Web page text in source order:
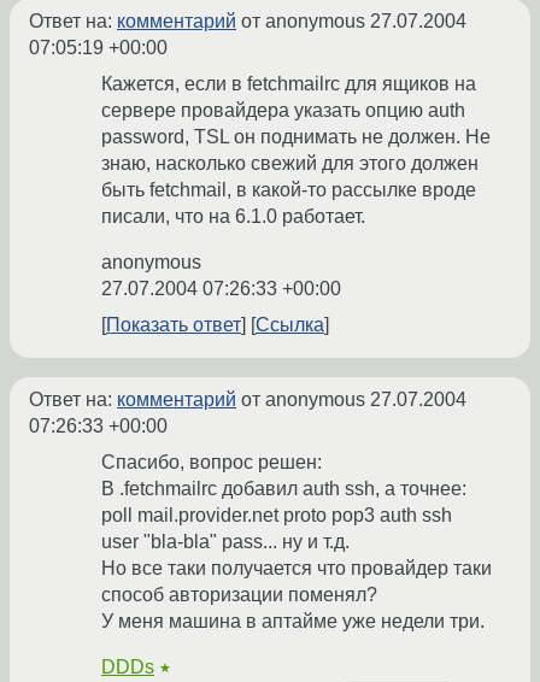
Ответ на: комментарий от anonymous 27.07.2004
07:05:19 +00:00
Кажется, если в fetchmailrc для ящиков на
сервере провайдера указать опцию auth
password, TSL он поднимать не должен. Не
знаю, насколько свежий для этого должен
быть fetchmail, в какой-то рассылке вроде
писали, что на 6.1.0 работает.
anonymous
27.07.2004 07:26:33 +00:00
Показать ответ
Ссылка
Ответ на: комментарий от anonymous 27.07.2004
07:26:33 +00:00
Спасибо, вопрос решен:
В .fetchmailrc добавил auth ssh, а точнее:
poll mail.provider.net proto pop3 auth ssh
user "bla-bla" pass... ну и т.д.
Но все таки получается что провайдер таки
способ авторизации поменял?
У меня машина в аптайме уже недели три.
DDDs ★